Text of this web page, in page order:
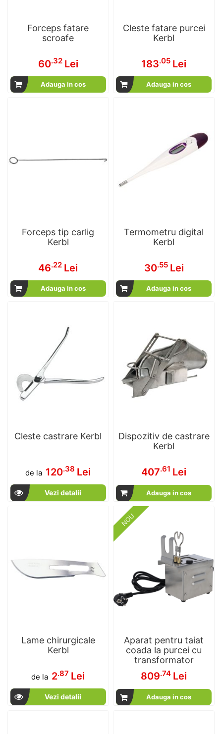
Forceps fatare
scroafe
60.32 Lei
Adauga in cos
Cleste fatare purcei
Kerbl
183.05 Lei
Adauga in cos
Forceps tip carlig
Kerbl
46.22 Lei
Adauga in cos
Termometru digital
Kerbl
30.55 Lei
Adauga in cos
Cleste castrare Kerbl
de la 120.38 Lei
Vezi detalii
Dispozitiv de castrare
Kerbl
407.61 Lei
Adauga in cos
Lame chirurgicale
Kerbl
de la 2.87 Lei
Vezi detalii
NOU
Aparat pentru taiat
coada la purcei cu
transformator
809.74 Lei
Adauga in cos